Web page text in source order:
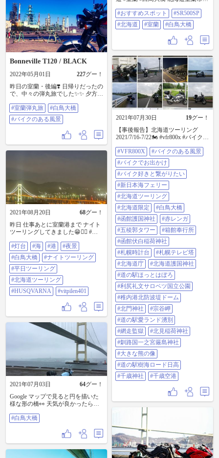
Bonneville T120 / BLACK
2022年05月01日 227グー！
昨日の室蘭・後編❣️ 日帰りだったの
で、中々の弾丸旅でした✨✨ 夕方に
室蘭には一時間も居なかったかも
💧笑 背景の工場群も中々良いのが
撮れず、あっちこっちを走り、飯
屋も中々見つからずやっと食べて
何とか良いスポット発見❣️ 強風の
為、あまり長居出来ずに工場群と
白鳥大橋を撮ったら直ぐに帰路へ‼️
ってるねって言われて嬉しくて痛
みも忘れて無事に帰宅出来まし
た〜✨✨ 番外編は今日か明日更新し
ます♬ #室蘭弾丸旅 #白鳥大橋 #バ
イクのある風景
#室蘭弾丸旅
#白鳥大橋
#バイクのある風景
はイマイチでしたが雨は降らず^_^
室蘭はやっぱり風が強かったで
す。
#おすすめスポット
#SR500SP
#北海道
#室蘭 #白鳥大橋
2021年08月20日 68グー！
昨日 仕事あとに室蘭港まで ナイト
ツーリングしてきました😁✌🏻 #灯
ツーリング #平日ツーリング #北海
道ツーリング #HUSQVARNA
#vitpilen401 高速道路で2時間弱 急い
だら1時間…笑 首もげそう 風よけ
が欲しいです😅
#灯台 #海 #港
#夜景
#白鳥大橋
#ナイトツーリング
#平日ツーリング
#北海道ツーリング
#HUSQVARNA
#vitpilen401
2021年07月30日 19グー！
【事後報告】北海道ツーリング
2021/7/16-7/22🏍 #vfr800x #バイクの
ク好きと繋がりたい #新日本海フェ
リー #北海道ツーリング #北海道限
定 #白鳥大橋 #函館護国神社 #赤レ
ンガ #五稜郭タワー #箱館奉行所 #
函館伏白稲荷神社 #札幌時計台 #札
幌テレビ塔 #北海道庁 #北海道護国
神社 #道の駅ほっとはぼろ #利尻礼
文サロベツ国立公園 #稚内港北防波
堤ドーム #北門神社 #宗谷岬 #道の
駅愛ランド湧別 #網走監獄 #北見稲
荷神社 #釧路国一之宮厳島神社 #大
きな熊の像 #道の駅樹海ロード日高
#千歳神社 #千歳空港
https://www.instagram.com/p/CRqQZQ
ELJLV/?utm_medium=copy_link
#VFR800X
#バイクのある風景
#バイクでお出かけ
#バイク好きと繋がりたい
#新日本海フェリー
#北海道ツーリング
#北海道限定
#白鳥大橋
#函館護国神社
#赤レンガ
#五稜郭タワー
#箱館奉行所
#函館伏白稲荷神社
#札幌時計台
#札幌テレビ塔
#北海道庁
#北海道護国神社
#道の駅ほっとはぼろ
#利尻礼文サロベツ国立公園
#稚内港北防波堤ドーム
#北門神社
#宗谷岬
#道の駅愛ランド湧別
#網走監獄
#北見稲荷神社
#釧路国一之宮厳島神社
#大きな熊の像
#道の駅樹海ロード日高
#千歳神社
#千歳空港
2021年07月03日
64グー！
Google マップで見ると円を描いた
様な形の橋👀 天気が良かったらも
景も素敵に撮れるそう🎶 またリベ
#白鳥大橋